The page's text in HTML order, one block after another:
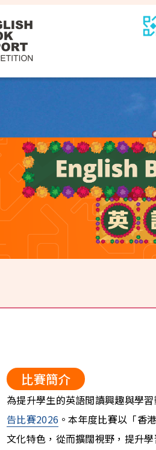
比賽簡介
為提升學生的英語閲讀興趣與學
告比賽2026 。本年度比賽以「香
文化特色，從而擴闊視野，提升學